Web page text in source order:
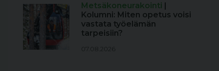
Metsäkoneurakointi |
Kolumni: Miten opetus voisi
vastata työelämän
tarpeisiin?
07.08.2026